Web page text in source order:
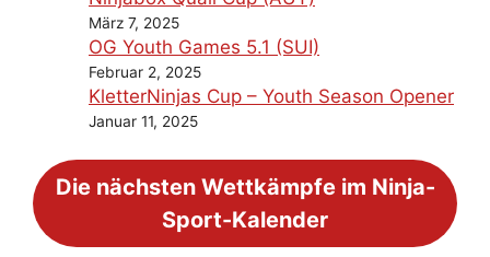
März 7, 2025
OG Youth Games 5.1 (SUI)
Februar 2, 2025
KletterNinjas Cup – Youth Season Opener
Januar 11, 2025
Die nächsten Wettkämpfe im Ninja-
Sport-Kalender